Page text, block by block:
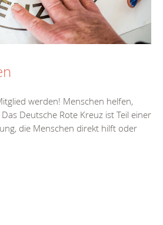
werden! Menschen helfen,
Deutsche Rote Kreuz ist Teil einer
die Menschen direkt hilft oder